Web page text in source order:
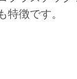
特徴です。